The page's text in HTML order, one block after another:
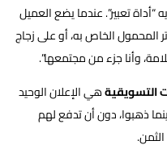
“أداة تعبير”. عندما يضع العميل
المحمول الخاص به، أو على زجاج
وأنا جزء من مجتمعها”.
التسويقيةهي الإعلان الوحيد
ذهبوا، دون أن تدفع لهم